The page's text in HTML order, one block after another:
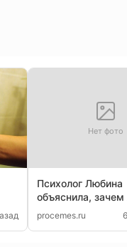
Нет фото
Психолог Любина
объяснила,
часами ищут вещи
в секонд-хендах
procemes.ru